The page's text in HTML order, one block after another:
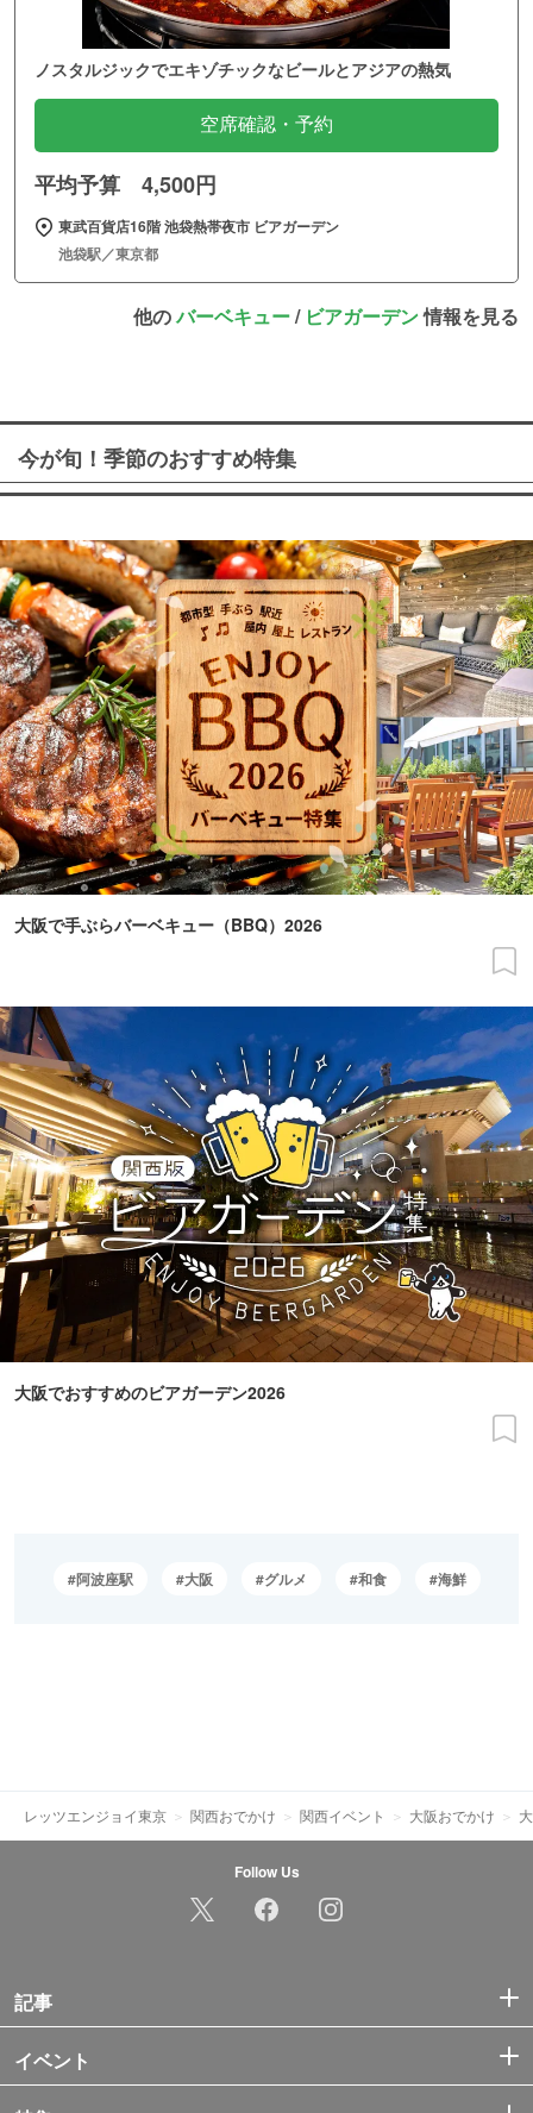
ノスタルジックでエキゾチックなビールとアジアの熱気
空席確認・予約
平均予算 4,500円
東武百貨店16階 池袋熱帯夜市 ビアガーデン
池袋駅／東京都
他のバーベキュー/ ビアガーデン情報を見る
今が旬！季節のおすすめ特集
大阪で手ぶらバーベキュー（BBQ）2026
大阪でおすすめのビアガーデン2026
阿波座駅 大阪 グルメ 和食 海鮮
レッツエンジョイ東京 関西おでかけ 関西イベント 大阪おでかけ
Follow Us
記事
イベント